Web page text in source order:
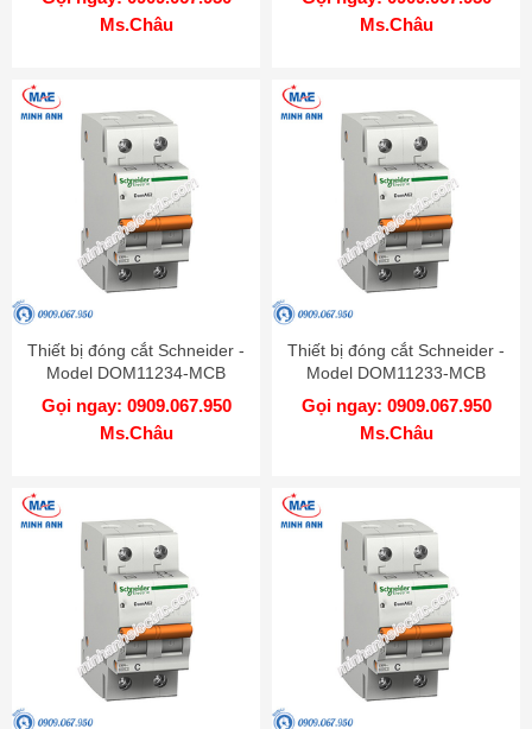
Ms.Châu
Ms.Châu
Thiết bị đóng cắt Schneider -
Model DOM11234-MCB
Gọi ngay: 0909.067.950
Ms.Châu
Thiết bị đóng cắt Schneider -
Model DOM11233-MCB
Gọi ngay: 0909.067.950
Ms.Châu